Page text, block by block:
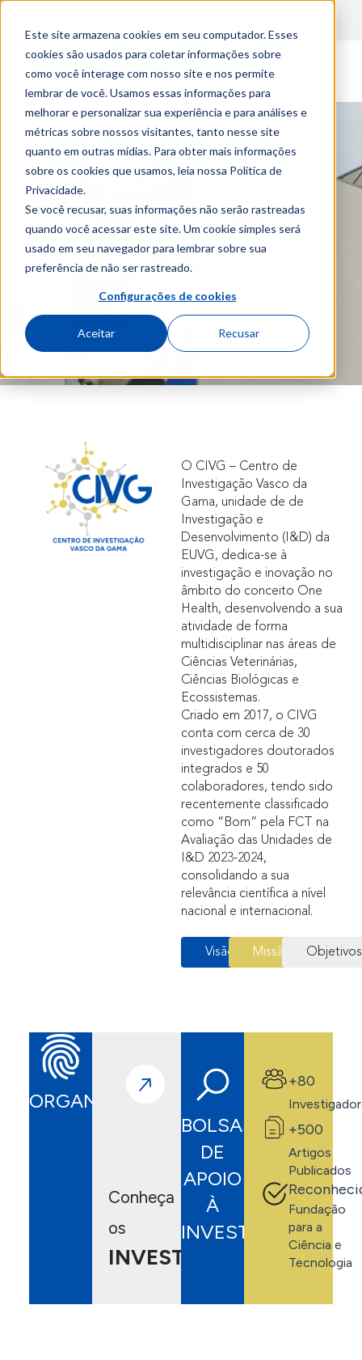
Este site armazena cookies em seu computador. Esses
cookies são usados para coletar informações sobre
como você interage com nosso site e nos permite
lembrar de você. Usamos essas informações para
melhorar e personalizar sua experiência e para análises e
métricas sobre nossos visitantes, tanto nesse site
quanto em outras mídias. Para obter mais informações
sobre os cookies que usamos, leia nossa Política de
Privacidade.
Se você recusar, suas informações não serão rastreadas
quando você acessar este site. Um cookie simples será
usado em seu navegador para lembrar sobre sua
preferência de não ser rastreado.
Configurações de cookies
Aceitar Recusar
O CIVG – Centro de
Investigação Vasco da
Gama, unidade de de
Investigação e
Desenvolvimento (I&D) da
EUVG, dedica-se à
investigação e inovação no
âmbito do conceito One
Health, desenvolvendo a sua
atividade de forma
multidisciplinar nas áreas de
Ciências Veterinárias,
Ciências Biológicas e
Ecossistemas.
Criado em 2017, o CIVG
conta com cerca de 30
investigadores doutorados
integrados e 50
colaboradores, tendo sido
recentemente classificado
como “Bom” pela FCT na
Avaliação das Unidades de
I&D 2023-2024,
consolidando a sua
relevância científica a nível
nacional e internacional.
Visão Missão Objetivos
ORGANIZAÇÂO
Conheça
os
INVESTIGADORES
BOLSAS
DE
APOIO
À
INVESTIGAÇÃO
+80
+500
Artigos
Publicados
Fundação
para a
Ciência e
Tecnologia